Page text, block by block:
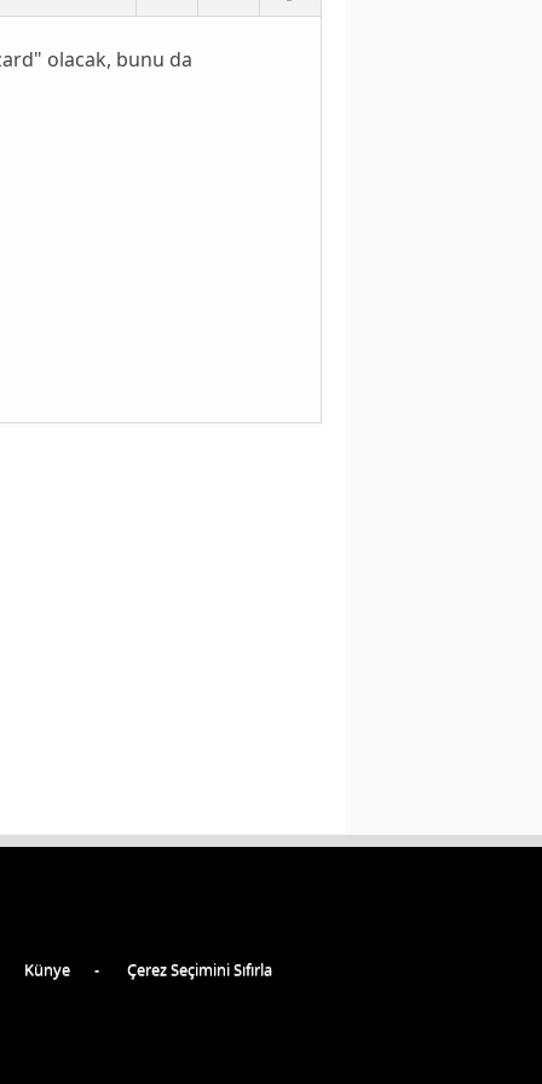
olacak, bunu da
Künye Çerez Seçimini Sıfırla